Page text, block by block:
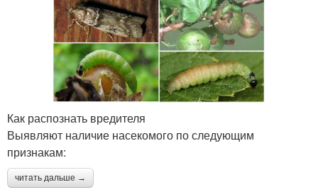
Как распознать вредителя
Выявляют наличие насекомого по следующим
признакам:
читать дальше →